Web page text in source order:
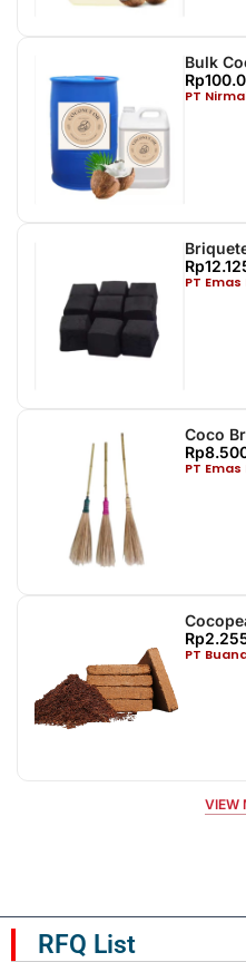
Bulk
PT
PT
Coco
PT
PT
VIEW
RFQ List